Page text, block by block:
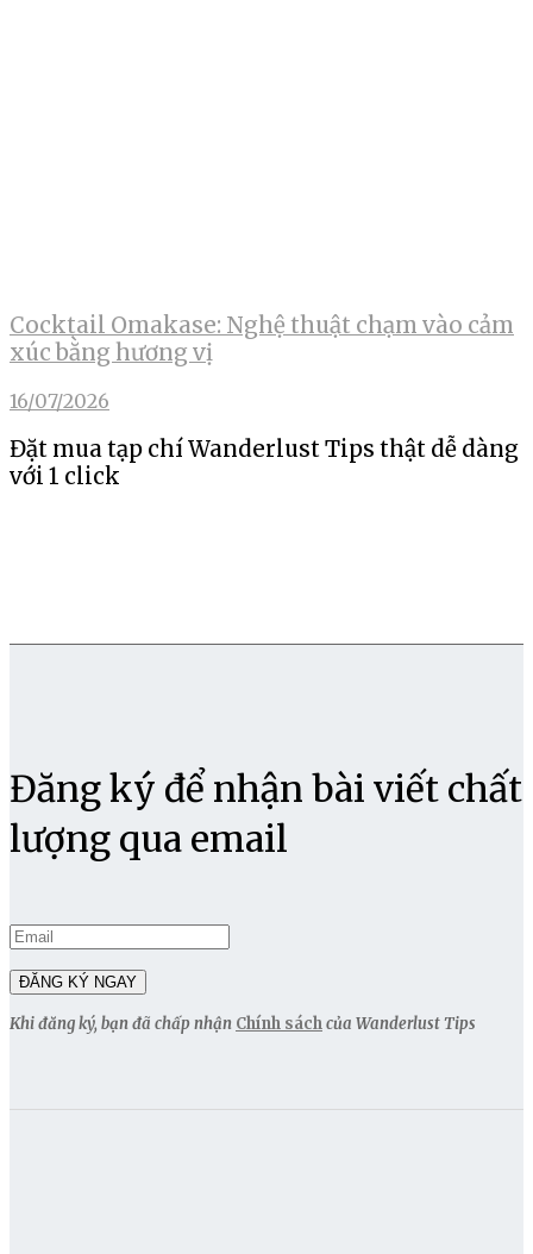
Cocktail Omakase: Nghệ thuật chạm vào cảm
xúc bằng hương vị
16/07/2026
Đặt mua tạp chí Wanderlust Tips thật dễ dàng
với 1 click
Đăng ký để nhận bài viết chất
lượng qua email
Khi đăng ký, bạn đã chấp nhận Chính sáchcủa Wanderlust Tips